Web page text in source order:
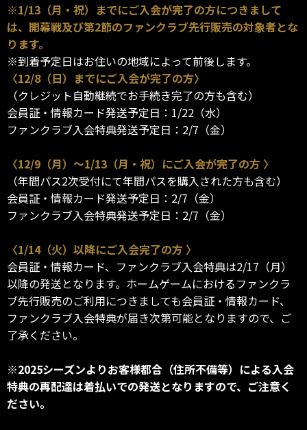
※1/13（月・祝）までにご入会が完了の方につきまして
は、開幕戦及び第2節のファンクラブ先行販売の対象者とな
ります。
※到着予定日はお住いの地域によって前後します。
〈12/8（日）までにご入会が完了の方〉
（クレジット自動継続でお手続き完了の方も含む）
会員証・情報カード発送予定日：1/22（水）
ファンクラブ入会特典発送予定日：2/7（金）
〈12/9（月）～1/13（月・祝）にご入会が完了の方 〉
（年間パス2次受付にて年間パスを購入された方も含む）
会員証・情報カード発送予定日：2/7（金）
ファンクラブ入会特典発送予定日：2/7（金）
〈1/14（火）以降にご入会完了の方 〉
会員証・情報カード、ファンクラブ入会特典は2/17（月）
以降の発送となります。ホームゲームにおけるファンクラ
ブ先行販売のご利用につきましても会員証・情報カード、
ファンクラブ入会特典が届き次第可能となりますので、ご
了承ください。
※2025シーズンよりお客様都合（住所不備等）による入会
特典の再配達は着払いでの発送となりますので、ご注意く
ださい。